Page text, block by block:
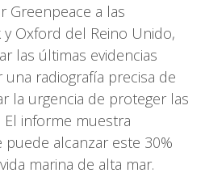
Greenpeace a las
Oxford del Reino Unido,
las últimas evidencias
radiografía precisa de
la urgencia de proteger las
El informe muestra
alcanzar este 30%
marina de alta mar.